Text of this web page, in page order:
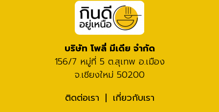
บริษัท โพลี่ มีเดีย จำกัด
156/7 หมู่ที่ 5 ต.สุเทพ อ.เมือง
จ.เชียงใหม่ 50200
ติดต่อเรา
เกี่ยวกับเรา